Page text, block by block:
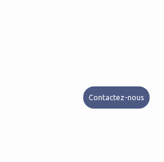
Contactez-nous